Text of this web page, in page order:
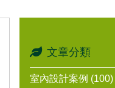
文章分類
室內設計案例 (100)